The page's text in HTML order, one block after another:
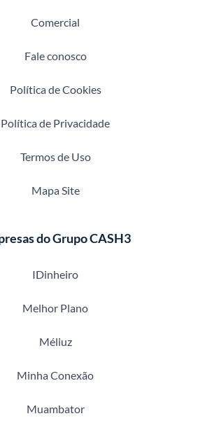
Comercial
Fale conosco
Política de Cookies
Política de Privacidade
Termos de Uso
Mapa Site
do Grupo CASH3
IDinheiro
Melhor Plano
Méliuz
Minha Conexão
Muambator